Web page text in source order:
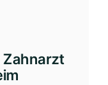
Zahnarzt